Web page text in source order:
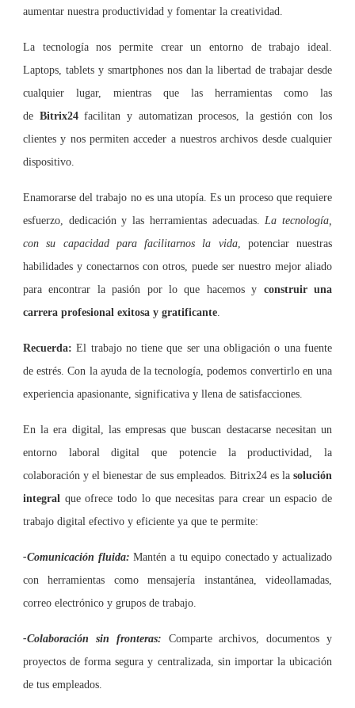
aumentar nuestra productividad y fomentar la creatividad.
La tecnología nos permite crear un entorno de trabajo ideal.
Laptops, tablets y smartphones nos dan la libertad de trabajar desde
cualquier lugar, mientras que las herramientas como las
de Bitrix24facilitan y automatizan procesos, la gestión con los
clientes y nos permiten acceder a nuestros archivos desde cualquier
dispositivo.
Enamorarse del trabajo no es una utopía. Es un proceso que requiere
esfuerzo, dedicación y las herramientas adecuadas.La tecnología,
con su capacidad para facilitarnos la vida, potenciar nuestras
habilidades y conectarnos con otros, puede ser nuestro mejor aliado
para encontrar la pasión por lo que hacemos y construir una
carrera profesional exitosa y gratificante.
Recuerda: El trabajo no tiene que ser una obligación o una fuente
de estrés. Con la ayuda de la tecnología, podemos convertirlo en una
experiencia apasionante, significativa y llena de satisfacciones.
En la era digital, las empresas que buscan destacarse necesitan un
entorno laboral digital que potencie la productividad, la
colaboración y el bienestar de sus empleados. Bitrix24 es la solución
integral que ofrece todo lo que necesitas para crear un espacio de
trabajo digital efectivo y eficiente ya que te permite:
-Comunicación fluida: Mantén a tu equipo conectado y actualizado
con herramientas como mensajería instantánea, videollamadas,
correo electrónico y grupos de trabajo.
-Colaboración sin fronteras: Comparte archivos, documentos y
proyectos de forma segura y centralizada, sin importar la ubicación
de tus empleados.